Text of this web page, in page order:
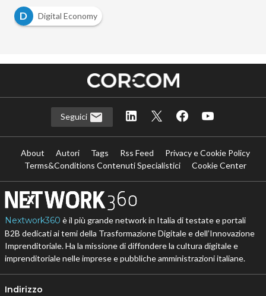
D
Digital Economy
Seguici
About Autori Tags Rss Feed
Privacy e Cookie Policy
Terms&Conditions Contenuti Specialistici
Cookie Center
Nextwork360 è il più grande network in Italia di testate e portali
B2B dedicati ai temi della Trasformazione Digitale e dell’Innovazione
Imprenditoriale. Ha la missione di diffondere la cultura digitale e
imprenditoriale nelle imprese e pubbliche amministrazioni italiane.
Indirizzo